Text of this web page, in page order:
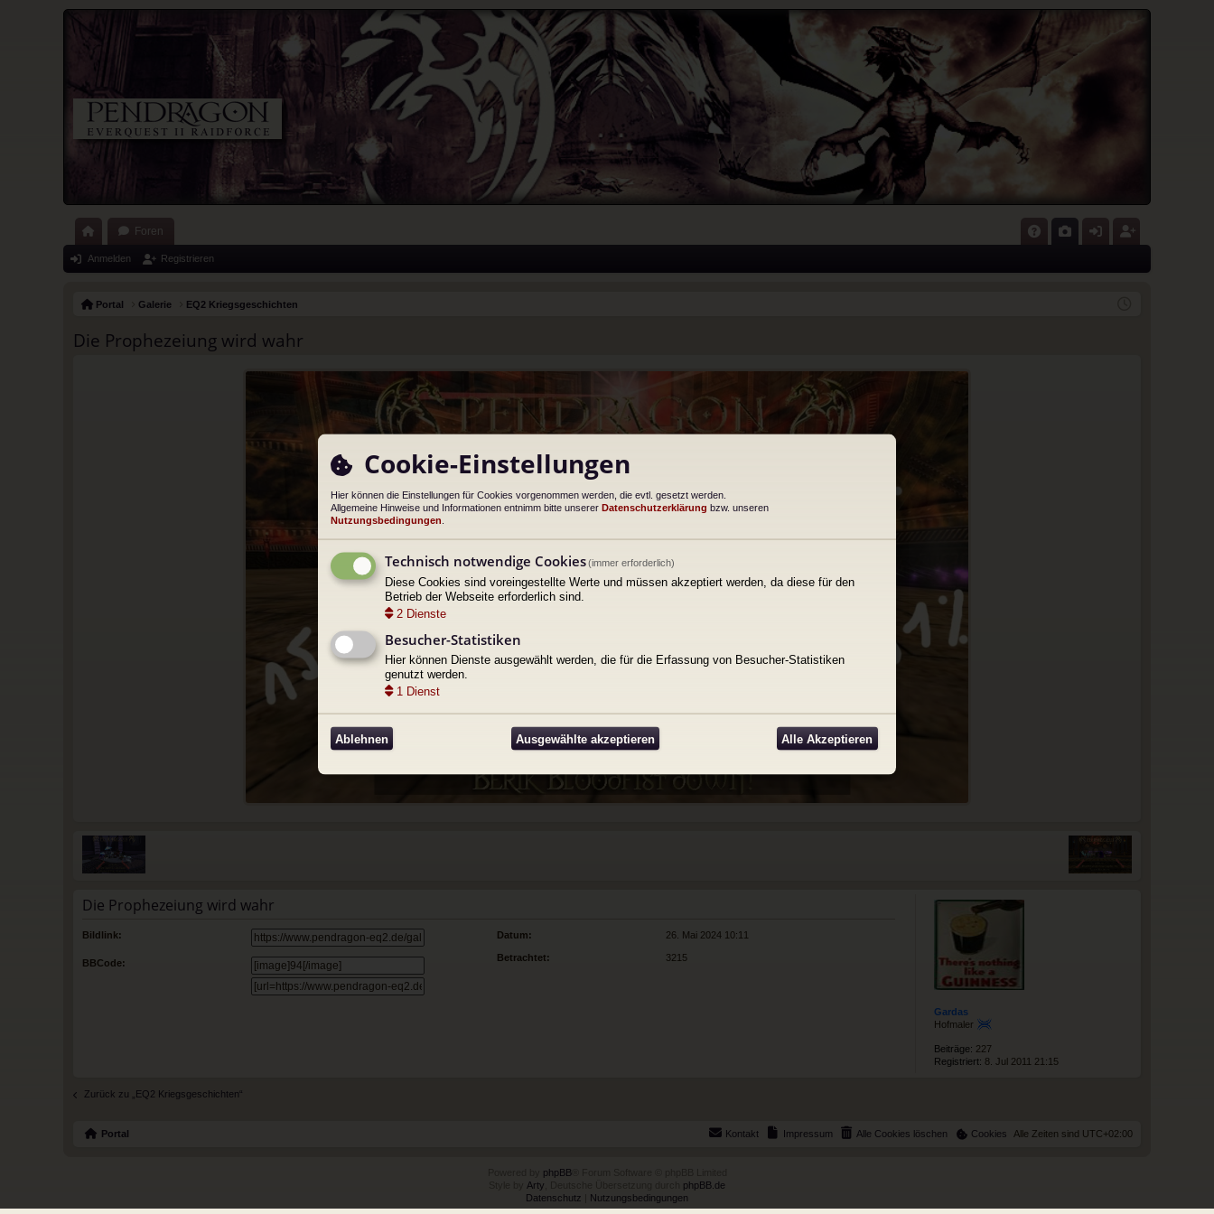
ort
Foren
Anmelden Registrieren
Portal Galerie EQ2 Kriegsgeschichten
Die Prophezeiung wird wahr
Gardas
Hofmaler
Beiträge: 227
Registriert: 8. Jul 2011 21:15
Die Prophezeiung wird wahr
Datum: 26. Mai 2024 10:11
Bildlink:
Betrachtet: 3215
BBCode:
Zurück zu „EQ2 Kriegsgeschichten“
Portal Alle Zeiten sind UTC+02:00
Cookies
Alle Cookies löschen
Impressum
Kontakt
phpBB® Forum Software © phpBB Limited
Arty
phpBB.de
Datenschutz
Nutzungsbedingungen
Cookie-Einstellungen
Hier können die Einstellungen für Cookies vorgenommen werden, die evtl. gesetzt werden.
Allgemeine Hinweise und Informationen entnimm bitte unserer Datenschutzerklärung bzw. unseren
Nutzungsbedingungen
Technisch notwendige Cookies(immer erforderlich)
Diese Cookies sind voreingestellte Werte und müssen akzeptiert werden, da diese für den
Betrieb der Webseite erforderlich sind.
2 Dienste
Besucher-Statistiken
Hier können Dienste ausgewählt werden, die für die Erfassung von Besucher-Statistiken
genutzt werden.
1 Dienst
Ablehnen Ausgewählte akzeptieren Alle Akzeptieren